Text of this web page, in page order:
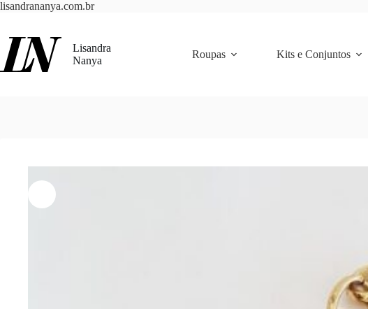
lisandrananya.com.brPular
conteúdo
Lisandra
Nanya
Roupas Kits e Conjuntos